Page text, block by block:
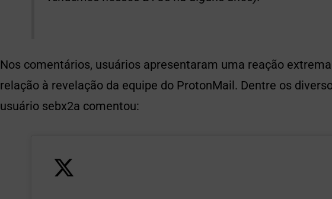
Nos comentários, usuários apresentaram uma reação
relação à revelação da equipe do ProtonMail. Dentre os
usuário sebx2a comentou: